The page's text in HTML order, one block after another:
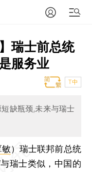
瑞士前总统
服务业
T中
缺瓶颈,未来与瑞士
）瑞士联邦前总统
瑞士类似，中国的